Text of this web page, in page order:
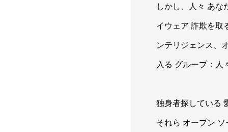
しかし、人々 あな
イウェア 詐欺を取
ンテリジェンス、
入る グループ：人
独身者探している
それら オープン